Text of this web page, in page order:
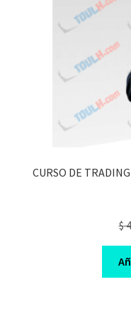
CURSO DE
$